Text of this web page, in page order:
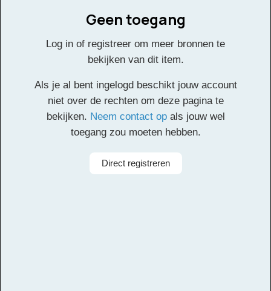
Fiesta den kura
Facebook
TwitterEmailPinterestLinkedIn
Delen
Geen toegang
Log in of registreer om meer bronnen te
bekijken van dit item.
Als je al bent ingelogd beschikt jouw account
niet over de rechten om deze pagina te
bekijken. Neem contact opals jouw wel
toegang zou moeten hebben.
Direct registreren
Alle rechten voorbehouden
Hubert Booi, Rufo Wever, Juan 'Padu' Lampe